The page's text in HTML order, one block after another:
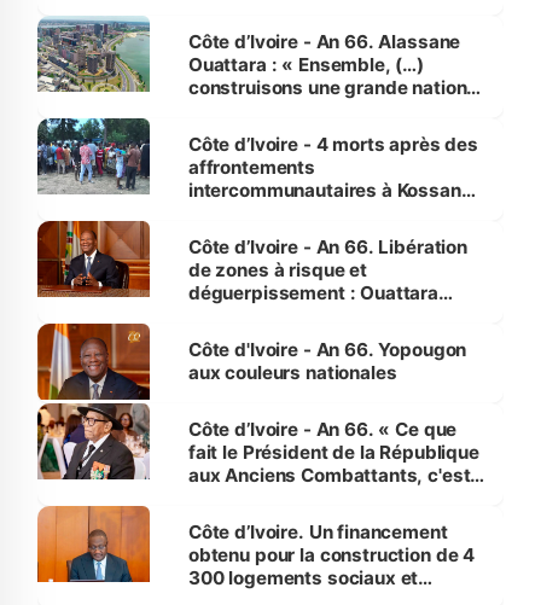
enfants
Côte d’Ivoire - An 66. Alassane
Ouattara : « Ensemble, (…)
construisons une grande nation
générations futures »
Côte d’Ivoire - 4 morts après des
affrontements
intercommunautaires à Kossandji
milieu des sinistrés
Côte d’Ivoire - An 66. Libération
de zones à risque et
déguerpissement : Ouattara
l'Etat de droit pour préserver les
vies humaines »
Côte d'Ivoire - An 66. Yopougon
aux couleurs nationales
Côte d’Ivoire - An 66. « Ce que
fait le Président de la République
aux Anciens Combattants, c'est
Côte d’Ivoire. Un financement
obtenu pour la construction de 4
300 logements sociaux et